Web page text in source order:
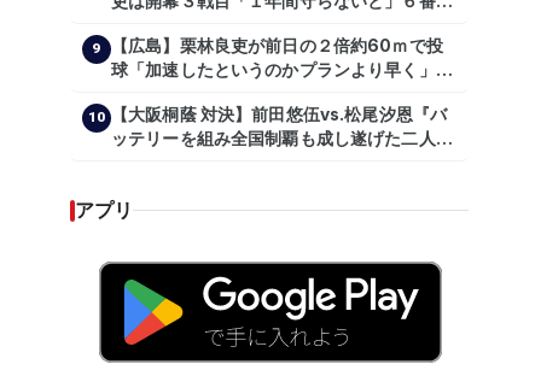
9
【広島】栗林良吏が前日の２倍約60ｍで投
球「加速したというのかプランより早く」自
10
【大阪桐蔭 対決】前田悠伍vs.松尾汐恩『バ
ッテリーを組み全国制覇も成し遂げた二人
アプリ